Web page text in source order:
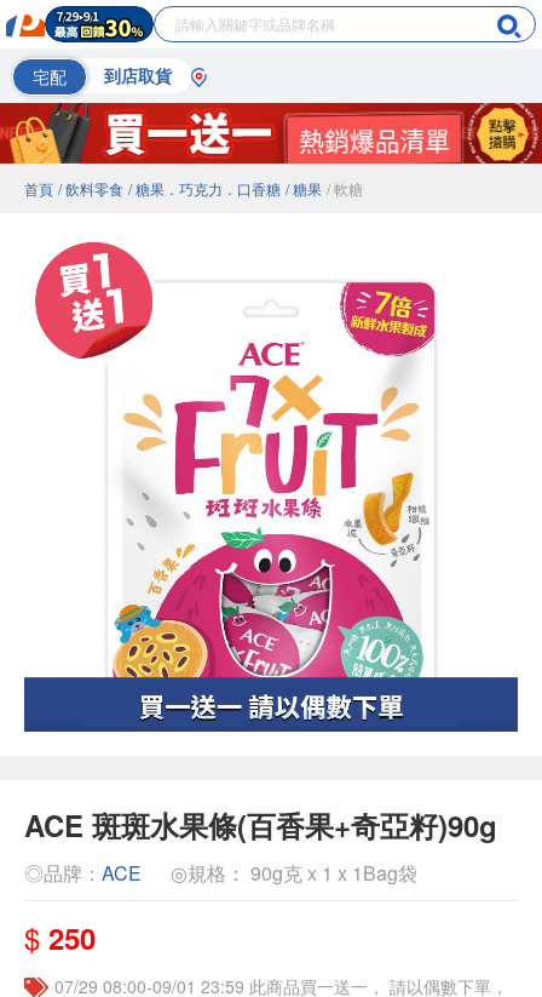
宅配 到店取貨
首頁 / 飲料零食 / 糖果．巧克力．口香糖 / 糖果 / 軟糖
ACE 斑斑水果條(百香果+奇亞籽)90g
◎品牌： ACE ◎規格： 90g克 x 1 x 1Bag袋
$ 250
07/29 08:00-09/01 23:59 此商品買一送一， 請以偶數下單，